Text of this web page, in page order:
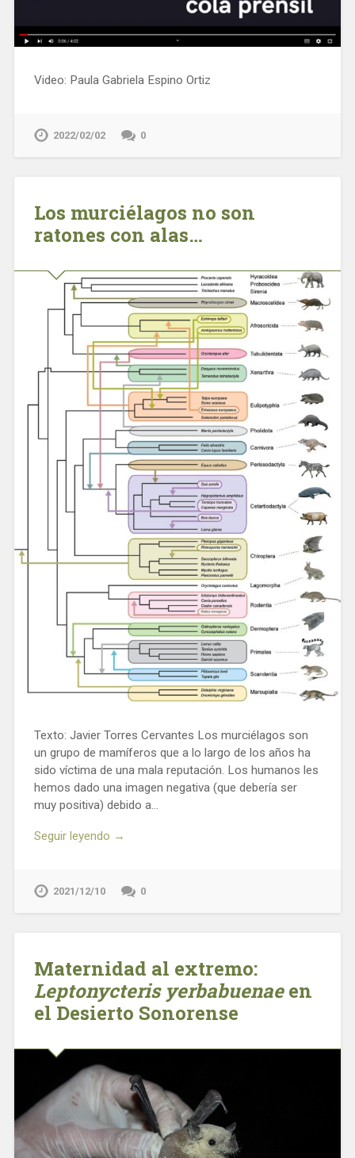
Video: Paula Gabriela Espino Ortiz
2022/02/02 0
Los murciélagos no son
ratones con alas…
Texto: Javier Torres Cervantes Los murciélagos son
un grupo de mamíferos que a lo largo de los años ha
sido víctima de una mala reputación. Los humanos les
hemos dado una imagen negativa (que debería ser
muy positiva) debido a…
Seguir leyendo →
2021/12/10 0
Maternidad al extremo:
Leptonycteris yerbabuenaeen
el Desierto Sonorense